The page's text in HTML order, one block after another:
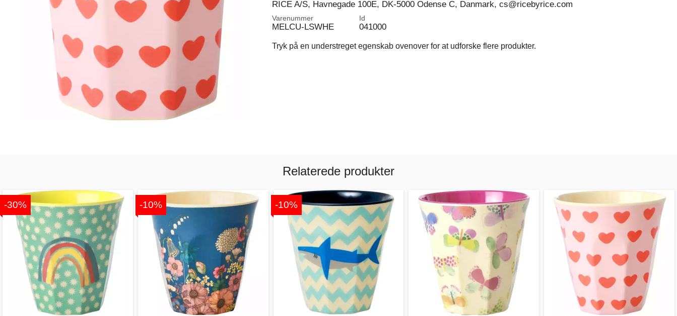
RICE A/S, Havnegade 100E, DK-5000 Odense C, Danmark, cs@ricebyrice.com
Varenummer
MELCU-LSWHE
Id
041000
Tryk på en understreget egenskab ovenover for at udforske flere produkter.
Relaterede produkter
-30% -10% -10%